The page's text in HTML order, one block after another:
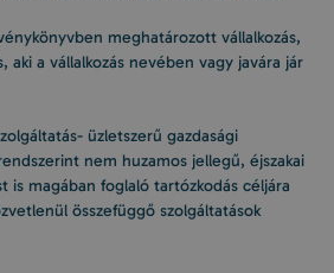
meghatározott vállalkozás,
aki a vállalkozás nevében vagy javára jár
üzletszerű gazdasági
nem huzamos jellegű, éjszakai
magában foglaló tartózkodás céljára
összefüggő szolgáltatások